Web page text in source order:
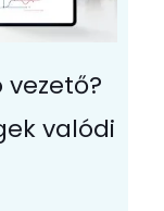
valódi